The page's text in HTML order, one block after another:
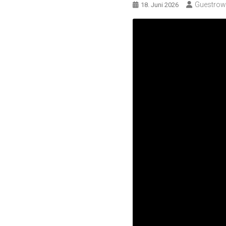
18. Juni 2026